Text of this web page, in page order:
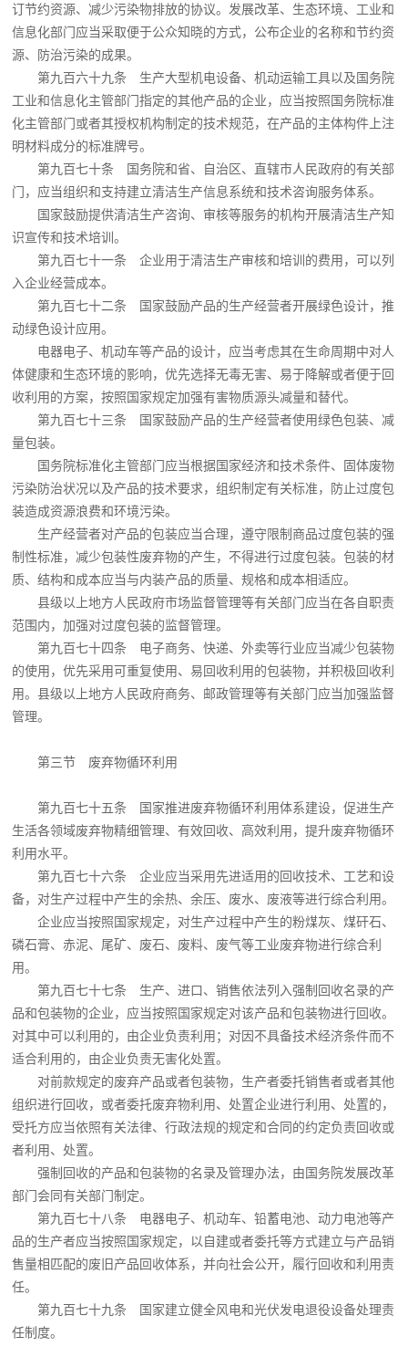
订节约资源、减少污染物排放的协议。发展改革、生态环境、工业和
信息化部门应当采取便于公众知晓的方式，公布企业的名称和节约资
源、防治污染的成果。
第九百六十九条 生产大型机电设备、机动运输工具以及国务院
工业和信息化主管部门指定的其他产品的企业，应当按照国务院标准
化主管部门或者其授权机构制定的技术规范，在产品的主体构件上注
明材料成分的标准牌号。
第九百七十条 国务院和省、自治区、直辖市人民政府的有关部
门，应当组织和支持建立清洁生产信息系统和技术咨询服务体系。
国家鼓励提供清洁生产咨询、审核等服务的机构开展清洁生产知
识宣传和技术培训。
第九百七十一条 企业用于清洁生产审核和培训的费用，可以列
入企业经营成本。
第九百七十二条 国家鼓励产品的生产经营者开展绿色设计，推
动绿色设计应用。
电器电子、机动车等产品的设计，应当考虑其在生命周期中对人
体健康和生态环境的影响，优先选择无毒无害、易于降解或者便于回
收利用的方案，按照国家规定加强有害物质源头减量和替代。
第九百七十三条 国家鼓励产品的生产经营者使用绿色包装、减
量包装。
国务院标准化主管部门应当根据国家经济和技术条件、固体废物
污染防治状况以及产品的技术要求，组织制定有关标准，防止过度包
装造成资源浪费和环境污染。
生产经营者对产品的包装应当合理，遵守限制商品过度包装的强
制性标准，减少包装性废弃物的产生，不得进行过度包装。包装的材
质、结构和成本应当与内装产品的质量、规格和成本相适应。
县级以上地方人民政府市场监督管理等有关部门应当在各自职责
范围内，加强对过度包装的监督管理。
第九百七十四条 电子商务、快递、外卖等行业应当减少包装物
的使用，优先采用可重复使用、易回收利用的包装物，并积极回收利
用。县级以上地方人民政府商务、邮政管理等有关部门应当加强监督
管理。
第三节 废弃物循环利用
第九百七十五条 国家推进废弃物循环利用体系建设，促进生产
生活各领域废弃物精细管理、有效回收、高效利用，提升废弃物循环
利用水平。
第九百七十六条 企业应当采用先进适用的回收技术、工艺和设
备，对生产过程中产生的余热、余压、废水、废液等进行综合利用。
企业应当按照国家规定，对生产过程中产生的粉煤灰、煤矸石、
磷石膏、赤泥、尾矿、废石、废料、废气等工业废弃物进行综合利
用。
第九百七十七条 生产、进口、销售依法列入强制回收名录的产
品和包装物的企业，应当按照国家规定对该产品和包装物进行回收。
对其中可以利用的，由企业负责利用；对因不具备技术经济条件而不
适合利用的，由企业负责无害化处置。
对前款规定的废弃产品或者包装物，生产者委托销售者或者其他
组织进行回收，或者委托废弃物利用、处置企业进行利用、处置的，
受托方应当依照有关法律、行政法规的规定和合同的约定负责回收或
者利用、处置。
强制回收的产品和包装物的名录及管理办法，由国务院发展改革
部门会同有关部门制定。
第九百七十八条 电器电子、机动车、铅蓄电池、动力电池等产
品的生产者应当按照国家规定，以自建或者委托等方式建立与产品销
售量相匹配的废旧产品回收体系，并向社会公开，履行回收和利用责
任。
第九百七十九条 国家建立健全风电和光伏发电退役设备处理责
任制度。